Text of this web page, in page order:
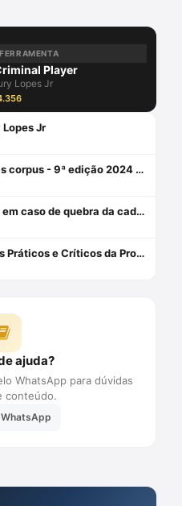
FERRAMENTA
Player
Lopes Jr
Jr
Prisões Cautelares e habeas corpus - 9ª edição 2024 Capa comum – 3 maio 2024
Sustentação oral completa em caso de quebra da cadeia de custódia da prova digital com Aury Lopes Jr
Aury Lopes Jr e os Aspectos Práticos e Críticos da Prova Penal
ajuda?
WhatsApp para dúvidas
conteúdo.
WhatsApp